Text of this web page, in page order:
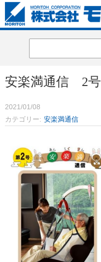
安楽満通信 2号
2021/01/08
カテゴリー
安楽満通信